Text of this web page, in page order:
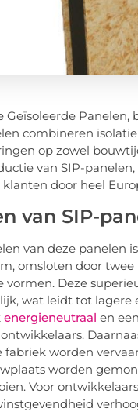
Geïsoleerde
combineren
op zowel
van SIP-
door heel
van SIP-
van deze panelen
omsloten door
Deze
wat leidt tot
energieneutraal en
fabriek worden
worden
Voor